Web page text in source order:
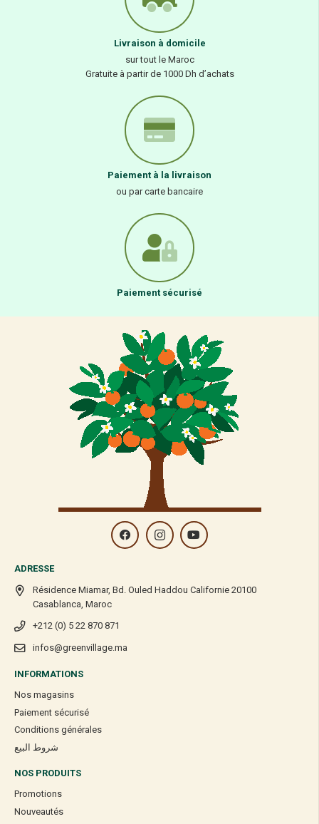
Livraison à domicile
sur tout le Maroc
Gratuite à partir de 1000 Dh d’achats
Paiement à la livraison
ou par carte bancaire
Paiement sécurisé
ADRESSE
Résidence Miamar, Bd. Ouled Haddou Californie 20100
Casablanca, Maroc
+212 (0) 5 22 870 871
infos@greenvillage.ma
INFORMATIONS
Nos magasins
Paiement sécurisé
Conditions générales
شروط البيع
NOS PRODUITS
Promotions
Nouveautés